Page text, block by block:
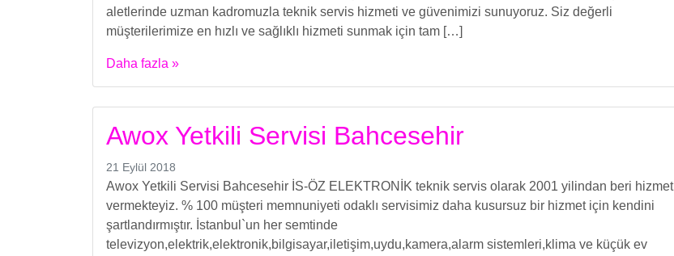
aletlerinde uzman kadromuzla teknik servis hizmeti ve güvenimizi sunuyoruz. Siz değerli
müşterilerimize en hızlı ve sağlıklı hizmeti sunmak için tam […]
Daha fazla »
Awox Yetkili Servisi Bahcesehir
21 Eylül 2018
Awox Yetkili Servisi Bahcesehir İS-ÖZ ELEKTRONİK teknik servis olarak 2001 yilindan beri hizmet
vermekteyiz. % 100 müşteri memnuniyeti odaklı servisimiz daha kusursuz bir hizmet için kendini
şartlandırmıştır. İstanbul`un her semtinde
televizyon,elektrik,elektronik,bilgisayar,iletişim,uydu,kamera,alarm sistemleri,klima ve küçük ev